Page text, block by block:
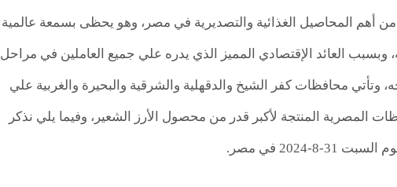
من أهم المحاصيل الغذائية والتصديرية في مصر، وهو يحظى بسمعة عالمية
وبسبب العائد الإقتصادي المميز الذي يدره علي جميع العاملين في مراحل
وتأتي محافظات كفر الشيخ والدقهلية والشرقية والبحيرة والغربية علي
المصرية المنتجة لأكبر قدر من محصول الأرز الشعير، وفيما يلي نذكر
31-8-2024 في مصر.